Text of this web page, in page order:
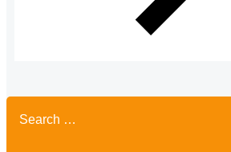
Search
for: